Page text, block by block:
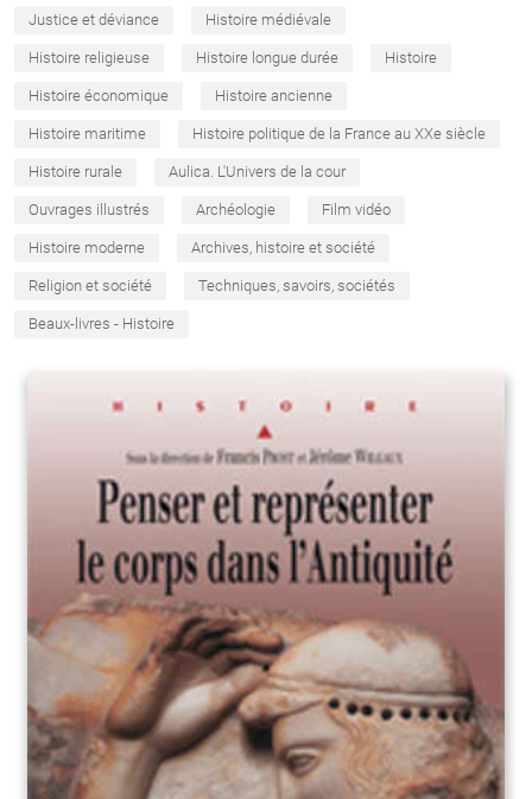
Justice et déviance Histoire médiévale
Histoire religieuse Histoire longue durée Histoire
Histoire économique Histoire ancienne
Histoire maritime Histoire politique de la France au XXe siècle
Histoire rurale Aulica. L'Univers de la cour
Ouvrages illustrés Archéologie Film vidéo
Histoire moderne Archives, histoire et société
Religion et société Techniques, savoirs, sociétés
Beaux-livres - Histoire